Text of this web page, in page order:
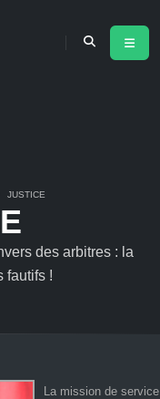
des arbitres : la
fautifs !
JUSTICE
La mission de service